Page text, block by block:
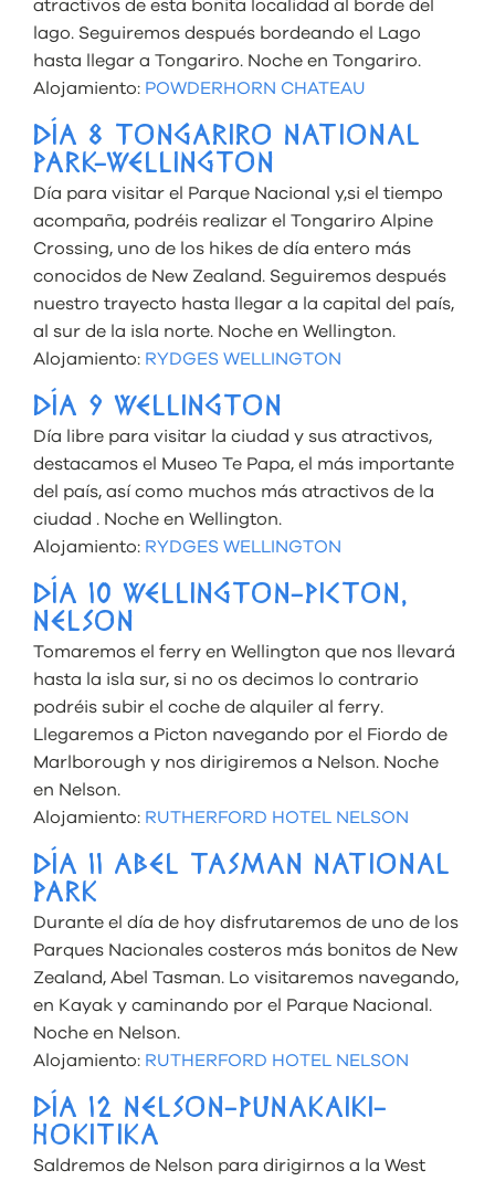
atractivos de esta bonita localidad al borde del
lago. Seguiremos después bordeando el Lago
hasta llegar a Tongariro. Noche en Tongariro.
Alojamiento: POWDERHORN CHATEAU
DÍA 8 TONGARIRO NATIONAL
PARK-WELLINGTON
Día para visitar el Parque Nacional y,si el tiempo
acompaña, podréis realizar el Tongariro Alpine
Crossing, uno de los hikes de día entero más
conocidos de New Zealand. Seguiremos después
nuestro trayecto hasta llegar a la capital del país,
al sur de la isla norte. Noche en Wellington.
Alojamiento: RYDGES WELLINGTON
DÍA 9 WELLINGTON
Día libre para visitar la ciudad y sus atractivos,
destacamos el Museo Te Papa, el más importante
del país, así como muchos más atractivos de la
ciudad . Noche en Wellington.
Alojamiento: RYDGES WELLINGTON
DÍA 10 WELLINGTON-PICTON,
NELSON
Tomaremos el ferry en Wellington que nos llevará
hasta la isla sur, si no os decimos lo contrario
podréis subir el coche de alquiler al ferry.
Llegaremos a Picton navegando por el Fiordo de
Marlborough y nos dirigiremos a Nelson. Noche
en Nelson.
Alojamiento: RUTHERFORD HOTEL NELSON
DÍA 11 ABEL TASMAN NATIONAL
PARK
Durante el día de hoy disfrutaremos de uno de los
Parques Nacionales costeros más bonitos de New
Zealand, Abel Tasman. Lo visitaremos navegando,
en Kayak y caminando por el Parque Nacional.
Noche en Nelson.
Alojamiento: RUTHERFORD HOTEL NELSON
DÍA 12 NELSON-PUNAKAIKI-
HOKITIKA
Saldremos de Nelson para dirigirnos a la West